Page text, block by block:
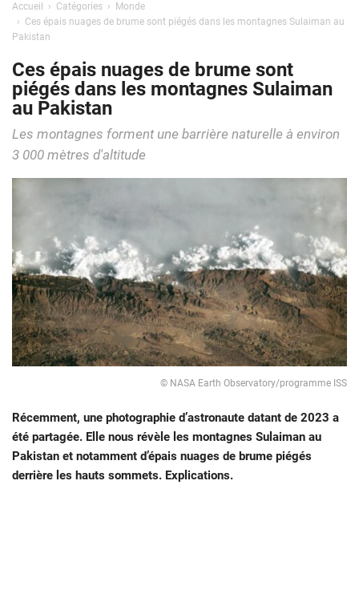
Accueil Catégories
Monde
Ces épais nuages de brume sont piégés dans les montagnes Sulaiman au
Pakistan
Ces épais nuages de brume sont
piégés dans les montagnes Sulaiman
au Pakistan
Les montagnes forment une barrière naturelle à environ
3 000 mètres d'altitude
© NASA Earth Observatory/programme ISS
Récemment, une photographie d’astronaute datant de 2023 a
été partagée. Elle nous révèle les montagnes Sulaiman au
Pakistan et notamment d’épais nuages de brume piégés
derrière les hauts sommets. Explications.